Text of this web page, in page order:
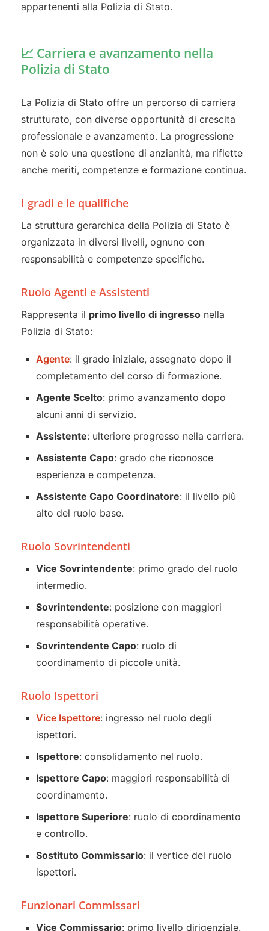
appartenenti alla Polizia di Stato.
📈 Carriera e avanzamento nella
Polizia di Stato
La Polizia di Stato offre un percorso di carriera
strutturato, con diverse opportunità di crescita
professionale e avanzamento. La progressione
non è solo una questione di anzianità, ma riflette
anche meriti, competenze e formazione continua.
I gradi e le qualifiche
La struttura gerarchica della Polizia di Stato è
organizzata in diversi livelli, ognuno con
responsabilità e competenze specifiche.
Ruolo Agenti e Assistenti
Rappresenta il primo livello di ingresso nella
Polizia di Stato:
Agente: il grado iniziale, assegnato dopo il
completamento del corso di formazione.
Agente Scelto: primo avanzamento dopo
alcuni anni di servizio.
Assistente: ulteriore progresso nella carriera.
Assistente Capo: grado che riconosce
esperienza e competenza.
Assistente Capo Coordinatore: il livello più
alto del ruolo base.
Ruolo Sovrintendenti
Vice Sovrintendente: primo grado del ruolo
intermedio.
Sovrintendente: posizione con maggiori
responsabilità operative.
Sovrintendente Capo: ruolo di
coordinamento di piccole unità.
Ruolo Ispettori
Vice Ispettore: ingresso nel ruolo degli
ispettori.
Ispettore: consolidamento nel ruolo.
Ispettore Capo: maggiori responsabilità di
coordinamento.
Ispettore Superiore: ruolo di coordinamento
e controllo.
Sostituto Commissario: il vertice del ruolo
ispettori.
Funzionari Commissari
Vice Commissario: primo livello dirigenziale.